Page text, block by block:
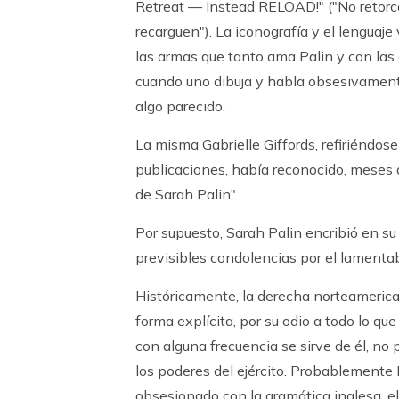
Retreat — Instead RELOAD!" ("No
recarguen"). La iconografía y el
las armas que tanto ama Palin y con
cuando uno dibuja y habla
algo parecido.
La misma Gabrielle Giffords,
publicaciones, había reconocido,
de Sarah Palin".
Por supuesto, Sarah Palin encribió en
previsibles condolencias por el
Históricamente, la derecha
forma explícita, por su odio a todo lo
con alguna frecuencia se sirve de él,
los poderes del ejército.
obsesionado con la gramática inglesa,